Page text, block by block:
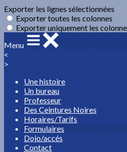
Exporter les lignes sélectionnées
Exporter toutes les colonnes
Exporter uniquement les
Menu
<
>
Une histoire
Un bureau
Professeur
Des Ceintures Noires
Horaires/Tarifs
Formulaires
Dojo/accés
Contact